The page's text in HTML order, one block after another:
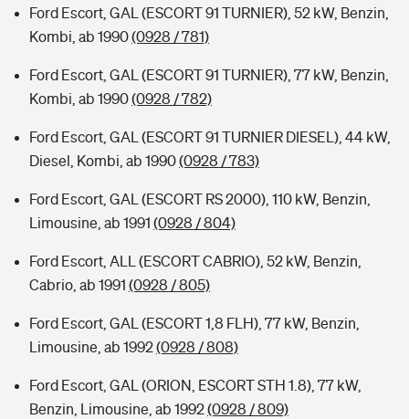
Ford Escort, GAL (ESCORT 91 TURNIER), 52 kW, Benzin,
Kombi, ab 1990(0928 / 781)
Ford Escort, GAL (ESCORT 91 TURNIER), 77 kW, Benzin,
Kombi, ab 1990(0928 / 782)
Ford Escort, GAL (ESCORT 91 TURNIER DIESEL), 44 kW,
Diesel, Kombi, ab 1990(0928 / 783)
Ford Escort, GAL (ESCORT RS 2000), 110 kW, Benzin,
Limousine, ab 1991 (0928 / 804)
Ford Escort, ALL (ESCORT CABRIO), 52 kW, Benzin,
Cabrio, ab 1991 (0928 / 805)
Ford Escort, GAL (ESCORT 1,8 FLH), 77 kW, Benzin,
Limousine, ab 1992(0928 / 808)
Ford Escort, GAL (ORION, ESCORT STH 1.8), 77 kW,
Benzin, Limousine, ab 1992(0928 / 809)